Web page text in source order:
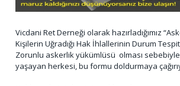
Vicdani Ret Derneği olarak hazırladığımız
Kişilerin Uğradığı Hak İhlallerinin Durum
Zorunlu askerlik yükümlüsü olması
yaşayan herkesi, bu formu doldurmaya